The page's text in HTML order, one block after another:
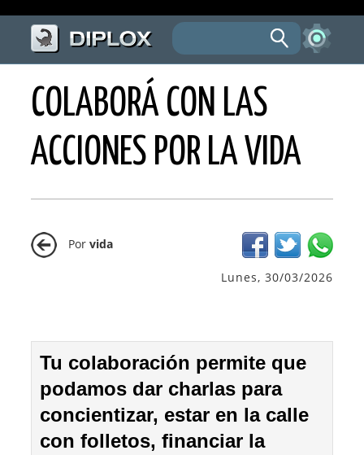
COLABORÁ CON LAS
ACCIONES POR LA VIDA
Porvida
Lunes, 30/03/2026
Tu colaboración permite que
podamos dar charlas para
concientizar, estar en la calle
con folletos, financiar la